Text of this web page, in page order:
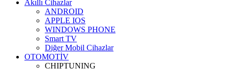
Akıllı Cihazlar
ANDROID
APPLE IOS
WINDOWS PHONE
Smart TV
Diğer Mobil Cihazlar
OTOMOTİV
CHIPTUNING